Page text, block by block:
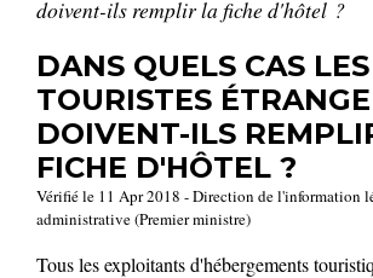
doivent-ils remplir la fiche d'hôtel ?
DANS QUELS CAS LES
TOURISTES
DOIVENT-ILS
FICHE D'HÔTEL ?
Vérifié le 11 Apr 2018 - Direction de l'information
administrative (Premier ministre)
Tous les exploitants d'hébergements